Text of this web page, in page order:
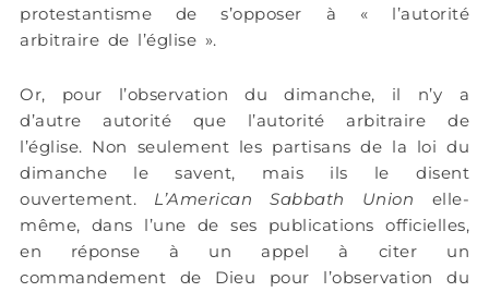
protestantisme de s’opposer à « l’autorité
arbitraire de l’église ».
Or, pour l’observation du dimanche, il n’y a
d’autre autorité que l’autorité arbitraire de
l’église. Non seulement les partisans de la loi du
dimanche le savent, mais ils le disent
ouvertement. L’American Sabbath Union elle-
même, dans l’une de ses publications officielles,
en réponse à un appel à citer un
commandement de Dieu pour l’observation du